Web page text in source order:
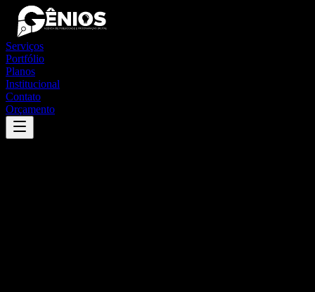
Serviços
Portfólio
Planos
Institucional
Contato
Orçamento